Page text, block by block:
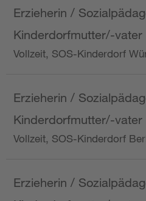
Erzieherin /
Kinderdorfmutter/-vater
Vollzeit, SOS-Kinderdorf
Erzieherin /
Kinderdorfmutter/-vater
Vollzeit, SOS-Kinderdorf
Erzieherin /